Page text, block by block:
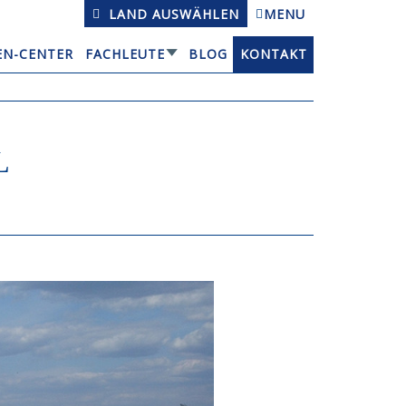
LAND AUSWÄHLEN MENU
CENTER FACHLEUTE BLOG
KONTAKT